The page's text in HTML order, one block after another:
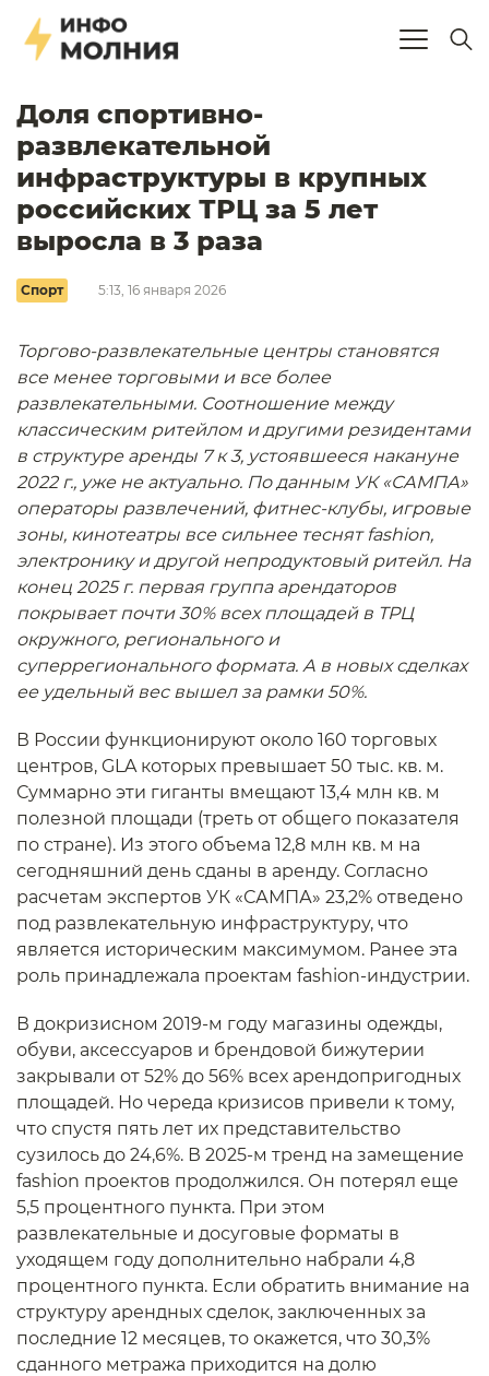
Доля спортивно-
развлекательной
инфраструктуры в крупных
российских ТРЦ за 5 лет
выросла в 3 раза
Спорт 5:13, 16 января 2026
Торгово-развлекательные центры становятся
все менее торговыми и все более
развлекательными. Соотношение между
классическим ритейлом и другими резидентами
в структуре аренды 7 к 3, устоявшееся накануне
2022 г., уже не актуально. По данным УК «САМПА»
операторы развлечений, фитнес-клубы, игровые
зоны, кинотеатры все сильнее теснят fashion,
электронику и другой непродуктовый ритейл. На
конец 2025 г. первая группа арендаторов
покрывает почти 30% всех площадей в ТРЦ
окружного, регионального и
суперрегионального формата. А в новых сделках
ее удельный вес вышел за рамки 50%.
В России функционируют около 160 торговых
центров, GLA которых превышает 50 тыс. кв. м.
Суммарно эти гиганты вмещают 13,4 млн кв. м
полезной площади (треть от общего показателя
по стране). Из этого объема 12,8 млн кв. м на
сегодняшний день сданы в аренду. Согласно
расчетам экспертов УК «САМПА» 23,2% отведено
под развлекательную инфраструктуру, что
является историческим максимумом. Ранее эта
роль принадлежала проектам fashion-индустрии.
В докризисном 2019-м году магазины одежды,
обуви, аксессуаров и брендовой бижутерии
закрывали от 52% до 56% всех арендопригодных
площадей. Но череда кризисов привели к тому,
что спустя пять лет их представительство
сузилось до 24,6%. В 2025-м тренд на замещение
fashion проектов продолжился. Он потерял еще
5,5 процентного пункта. При этом
развлекательные и досуговые форматы в
уходящем году дополнительно набрали 4,8
процентного пункта. Если обратить внимание на
структуру арендных сделок, заключенных за
последние 12 месяцев, то окажется, что 30,3%
сданного метража приходится на долю